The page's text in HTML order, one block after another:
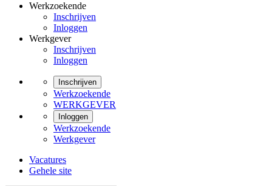
Werkzoekende
Inschrijven
Inloggen
Werkgever
Inschrijven
Inloggen
Inschrijven
Werkzoekende
WERKGEVER
Inloggen
Werkzoekende
Werkgever
Vacatures
Gehele site